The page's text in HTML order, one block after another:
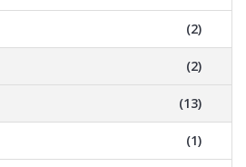
(2)
(2)
(13)
(1)